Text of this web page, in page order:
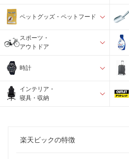
ペットグッズ・ペットフード
スポーツ・
アウトドア
時計
インテリア・
寝具・収納
楽天ビックの特徴